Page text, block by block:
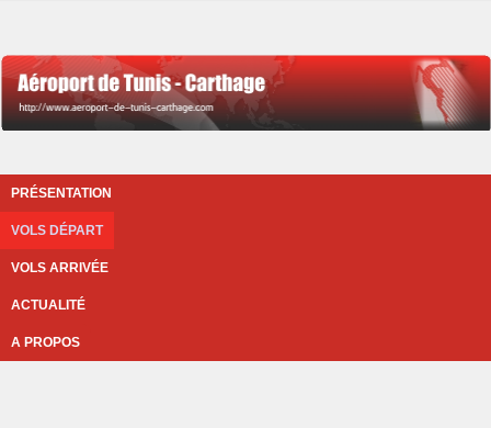
PRÉSENTATION
VOLS DÉPART
VOLS ARRIVÉE
ACTUALITÉ
A PROPOS